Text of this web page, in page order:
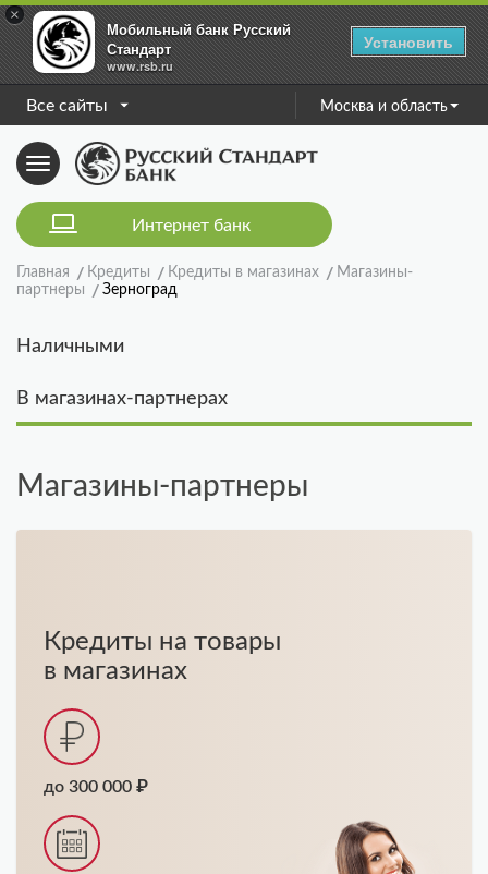
×
Мобильный банк Русский
Стандарт
www.rsb.ru
Установить
Все сайты Москва и область
Toggle
navigation
Интернет банк
Главная Кредиты Кредиты в магазинах
Магазины-
партнеры
Зерноград
Наличными
В магазинах-партнерах
Магазины-партнеры
Кредиты на товары
в магазинах
до 300 000 ₽